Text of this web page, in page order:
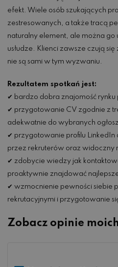
efekt. Wiele osób szukających
zestresowanych, a także tracą
naturalny element, ale można go
usłudze. Klienci zawsze czują
nie są sami w tym wyzwaniu.
Rezultatem spotkań jest:
✔ bardzo dobra znajomość rynku
✔ przygotowanie CV zgodnie z
adekwatnie do wybranych
✔ przygotowanie profilu LinkedIn
przez rekruterów oraz widoczny
✔ zdobycie wiedzy jak
proaktywnie znajdować
✔ wzmocnienie pewności siebie
rekrutacyjnymi i przygotowanie
Zobacz opinie